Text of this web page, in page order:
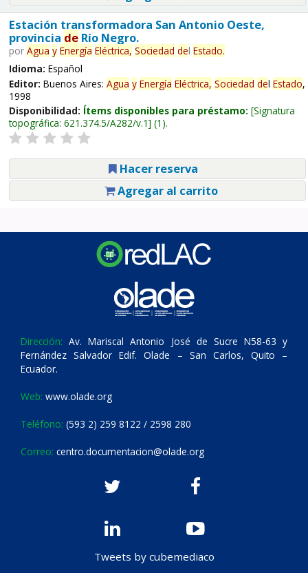
Estación transformadora San Antonio Oeste,
provincia deRío Negro.
por Agua y Energía Eléctrica, Sociedad del Estado.
Idioma: Español
Editor: Buenos Aires: Agua y Energía Eléctrica, Sociedad del Estado,
1998
Disponibilidad: Ítems disponibles para préstamo: Signatura
topográfica: 621.374.5/A282/v.1 (1).
Hacer reserva
Agregar al carrito
Dirección: Av. Mariscal Antonio José de Sucre N58-63 y
Fernández Salvador Edif. Olade – San Carlos, Quito –
Ecuador.
Web: www.olade.org
Teléfono: (593 2) 259 8122 / 2598 280
Correo: centro.documentacion@olade.org
Tweets by cubemediaco